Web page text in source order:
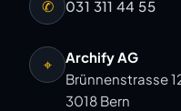
✆ 031 311 44 55
⌖
Archify AG
Brünnenstrasse
3018 Bern